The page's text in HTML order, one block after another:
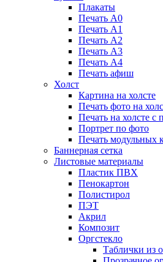
Плакаты
Печать А0
Печать А1
Печать А2
Печать А3
Печать А4
Печать афиш
Холст
Картина на холсте
Печать фото на
Печать на холсте с
Портрет по фото
Печать модульных
Баннерная сетка
Листовые материалы
Пластик ПВХ
Пенокартон
Полистирол
ПЭТ
Акрил
Композит
Оргстекло
Таблички из